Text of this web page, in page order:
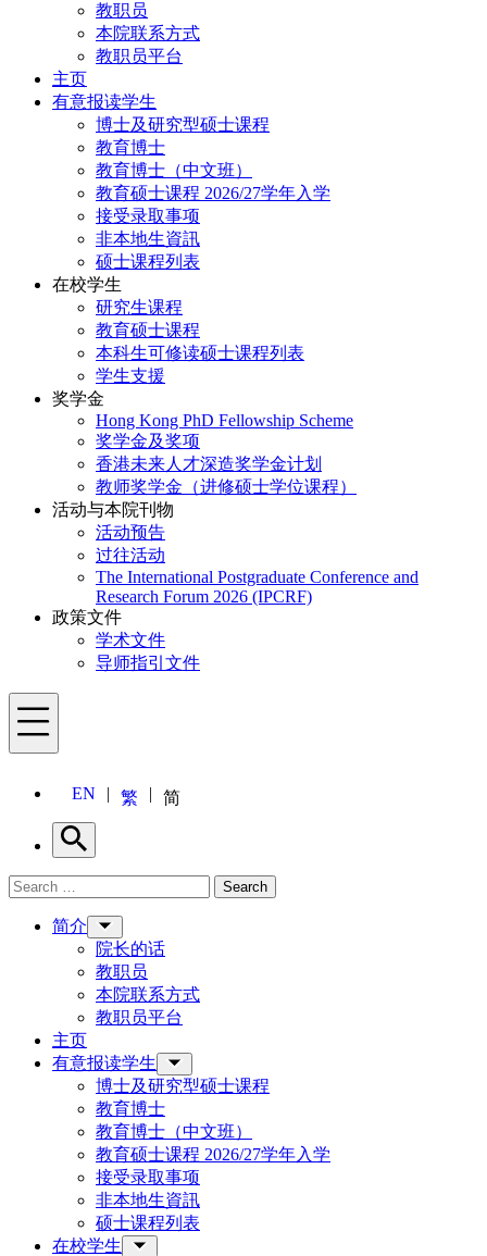
教职员
本院联系方式
教职员平台
主页
有意报读学生
博士及研究型硕士课程
教育博士
教育博士（中文班）
教育硕士课程 2026/27学年入学
接受录取事项
非本地生資訊
硕士课程列表
在校学生
研究生课程
教育硕士课程
本科生可修读硕士课程列表
学生支援
奖学金
Hong Kong PhD Fellowship Scheme
奖学金及奖项
香港未来人才深造奖学金计划
教师奖学金（进修硕士学位课程）
活动与本院刊物
活动预告
过往活动
The International Postgraduate Conference and
Research Forum 2026 (IPCRF)
政策文件
学术文件
导师指引文件
Menu
EN 繁 简
Search
Search for: Search
简介
院长的话
教职员
本院联系方式
教职员平台
主页
有意报读学生
博士及研究型硕士课程
教育博士
教育博士（中文班）
教育硕士课程 2026/27学年入学
接受录取事项
非本地生資訊
硕士课程列表
在校学生